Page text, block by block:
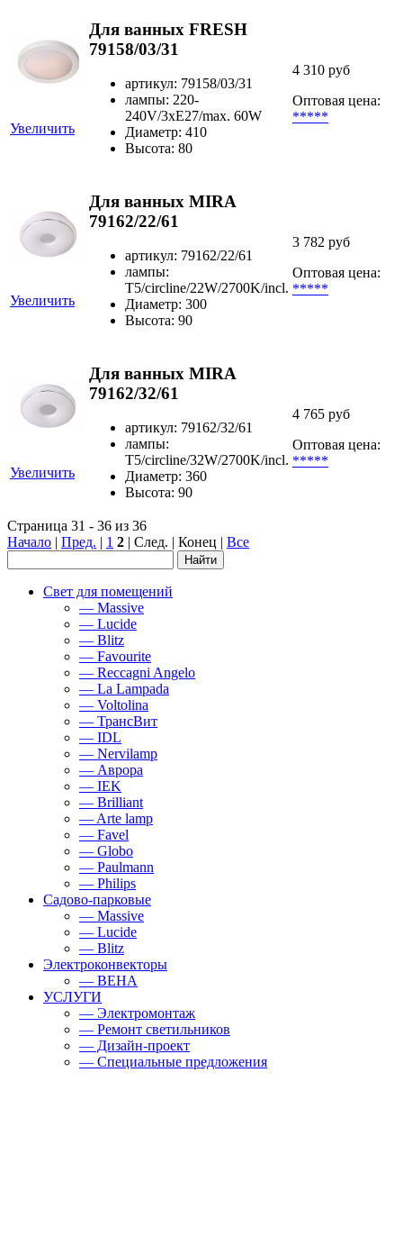
Увеличить
Для ванных FRESH
79158/03/31
артикул: 79158/03/31
лампы: 220-
240V/3xE27/max. 60W
Диаметр: 410
Высота: 80
4 310 руб
Оптовая цена:
*****
Увеличить
Для ванных MIRA
79162/22/61
артикул: 79162/22/61
лампы:
T5/circline/22W/2700K/incl.
Диаметр: 300
Высота: 90
3 782 руб
Оптовая цена:
*****
Увеличить
Для ванных MIRA
79162/32/61
артикул: 79162/32/61
лампы:
T5/circline/32W/2700K/incl.
Диаметр: 360
Высота: 90
4 765 руб
Оптовая цена:
*****
Страница 31 - 36 из 36
Начало | Пред. | 1 2 | След. | Конец | Все
Свет для помещений
— Massive
— Lucide
— Blitz
— Favourite
— Reccagni Angelo
— La Lampada
— Voltolina
— ТрансВит
— IDL
— Nervilamp
— Аврора
— IEK
— Brilliant
— Arte lamp
— Favel
— Globo
— Paulmann
— Philips
Садово-парковые
— Massive
— Lucide
— Blitz
Электроконвекторы
— BEHA
УСЛУГИ
— Электромонтаж
— Ремонт светильников
— Дизайн-проект
— Специальные предложения